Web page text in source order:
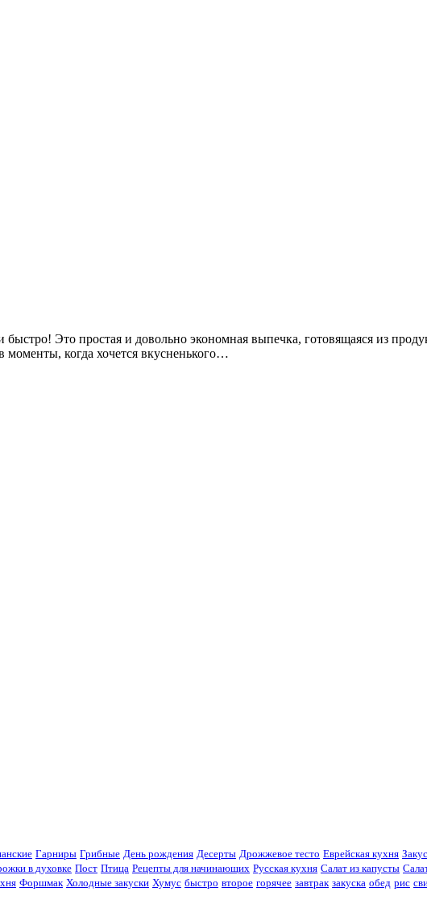
Это простая и довольно экономная выпечка, готовящаяся из
моменты, когда хочется вкусненького…
Гарниры Грибные День рождения Десерты Дрожжевое тесто Еврейская кухня
в духовке Пост Птица Рецепты для начинающих Русская кухня Салат из капусты
Форшмак Холодные закуски Хумус быстро второе горячее завтрак закуска обед рис